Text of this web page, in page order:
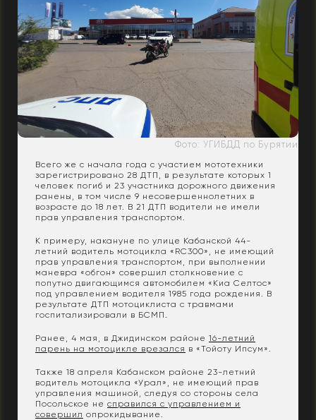
Фото: УГИБДД по Бурятии
Всего же с начала года с участием мототехники
зарегистрировано 28 ДТП, в результате которых 1
человек погиб и 23 участника дорожного движения
ранены, в том числе 9 несовершеннолетних в
возрасте до 18 лет. В 21 ДТП водители не имели
прав управления транспортом.
К примеру, накануне по улице Кабанской 44-
летний водитель мотоцикла «RC300», не имеющий
прав управления транспортом, при выполнении
маневра «обгон» совершил столкновение с
попутно двигающимся автомобилем «Киа Селтос»
под управлением водителя 1985 года рождения. В
результате ДТП мотоциклиста с травмами
госпитализировали в БСМП.
Ранее, 4 мая, в Джидинском районе 16-летний
парень на мотоцикле врезался в «Тойоту Ипсум».
Также 18 апреля Кабанском районе 23-летний
водитель мотоцикла «Урал», не имеющий прав
управления машиной, следуя со стороны села
Посольское не справился с управлением и
совершил опрокидывание.